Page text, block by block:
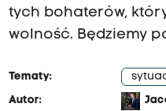
tych bohaterów,
wolność. Będziemy
Tematy:
Autor: